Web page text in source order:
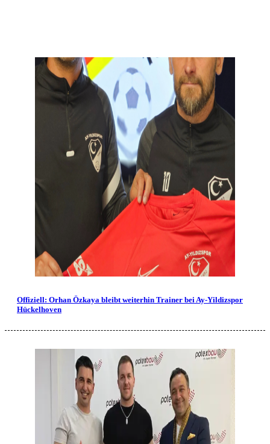
Offiziell: Orhan Özkaya bleibt weiterhin Trainer bei Ay-Yildizspor
Hückelhoven